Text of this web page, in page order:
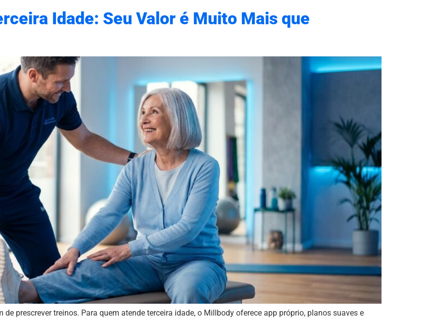
Idade: Seu Valor é Muito Mais que
prescrever treinos. Para quem atende terceira idade, o Millbody oferece app próprio, planos suaves e